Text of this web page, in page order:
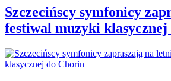
Szczecińscy symfonicy
festiwal muzyki